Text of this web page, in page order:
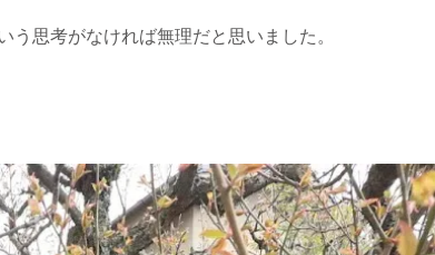
思考がなければ無理だと思いました。